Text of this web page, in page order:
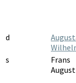
d
s
Frans
August